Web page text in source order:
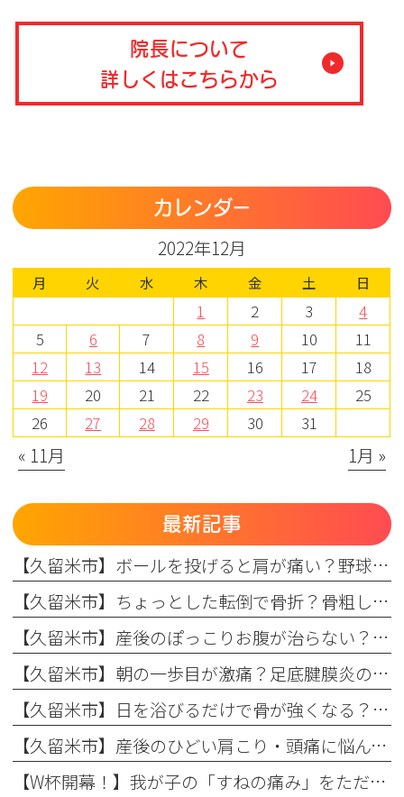
院長について
詳しくはこちらから
カレンダー
2022年12月
月 火 水 木 金 土 日
1 2 3
4
5
6 7 8 9 10
11
12
13 14 15 16 17
18
19
20 21 22 23 24
25
26
27 28 29 30 31
« 11月 1月 »
最新記事
【久留米市】ボールを投げると肩が痛い？野球肩の原因・症状とまつもと整形外科のリハビリ
【久留米市】ちょっとした転倒で骨折？骨粗しょう症と転倒予防の関係を理学療法士が解説！
【久留米市】産後のぽっこりお腹が治らない？原因と理学療法士が教える改善リハビリ
【久留米市】朝の一歩目が激痛？足底腱膜炎の原因・予防策と整形外科でのリハビリ治療を解説！
【久留米市】日を浴びるだけで骨が強くなる？骨粗しょう症予防に欠かせない日光浴の重要性とリハビリのコツ
【久留米市】産後のひどい肩こり・頭痛に悩んでいませんか？理学療法士が教える根本原因とリハビリの重要性
【W杯開幕！】我が子の「すねの痛み」をただの成長痛で終わらせない